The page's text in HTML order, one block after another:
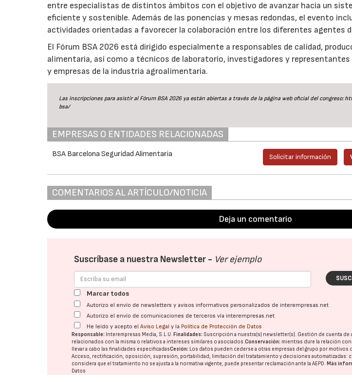
entre especialistas de distintos ámbitos con el objetivo de avanzar hacia un
eficiente y sostenible. Además de las ponencias y mesas redondas, el evento
actividades orientadas a favorecer la colaboración entre los diferentes agentes
El Fórum BSA 2026 está dirigido especialmente a responsables de calidad,
alimentaria, así como a técnicos de laboratorio, investigadores y
y empresas de la industria agroalimentaria.
Las inscripciones para asistir al Fórum BSA 2026 ya están abiertas a través de la página web oficial del congreso:
bsa/
EMPRESAS O ENTIDADES RELACIONADAS
BSA Barcelona Seguridad Alimentaria Solicitar información
COMENTARIOS AL ARTÍCULO/NOTICIA
Deja un comentario
Suscríbase a nuestra Newsletter - Ver ejemplo
Marcar todos
Autorizo el envío de newsletters y avisos informativos personalizados de interempresas.net
Autorizo el envío de comunicaciones de terceros vía interempresas.net
He leído y acepto elAviso Legal y la Política de Protección de Datos
Responsable: Interempresas Media, S.L.U.Finalidades: Suscripción a nuestra(s) newsletter(s). Gestión de cuenta de
relacionados con la misma o relativos a intereses similares o asociados.Conservación: mientras dure la relación
llevar a cabo las finalidades especificadasCesión: Los datos pueden cederse a otras empresas del grupo por motivos
Acceso, rectificación, oposición, supresión, portabilidad, limitación del tratatamiento y decisiones automatizadas:
considera que el tratamiento no se ajusta a la normativa vigente, puede presentar reclamación ante laAEPD.Más
Datos